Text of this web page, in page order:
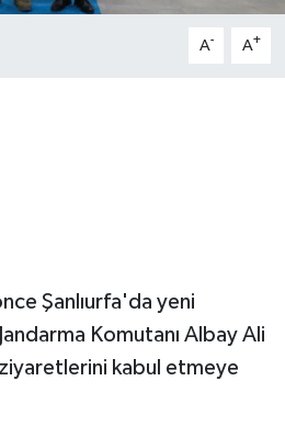
A- A+
Şanlıurfa'da yeni
Komutanı Albay Ali
kabul etmeye